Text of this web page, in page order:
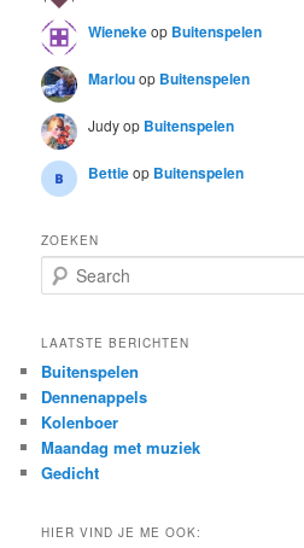
Wienekeop Buitenspelen
Marlouop Buitenspelen
Judyop Buitenspelen
Bettieop Buitenspelen
ZOEKEN
e
r
h
LAATSTE BERICHTEN
Buitenspelen
Dennenappels
Kolenboer
Maandag met muziek
Gedicht
HIER VIND JE ME OOK: